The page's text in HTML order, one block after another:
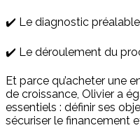
✔️ Le diagnostic
✔️ Le déroulement du
Et parce qu’acheter une
de croissance, Olivier a
essentiels : définir ses
sécuriser le financement